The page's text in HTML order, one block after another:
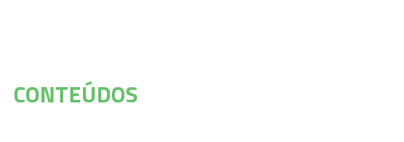
CONTEÚDOS